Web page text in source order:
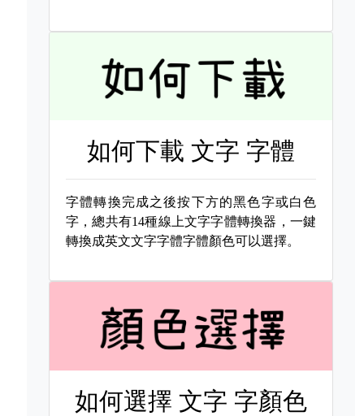
如何下載文字 字體
字體轉換完成之後按下方的黑色字或白色
字，總共有14種線上文字字體轉換器，一鍵
轉換成英文文字字體字體顏色可以選擇。
如何選擇文字 字顏色